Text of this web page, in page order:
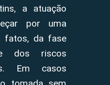
a atuação
por uma
fatos, da fase
dos riscos
Em casos